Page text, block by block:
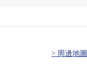
> 周邊地圖